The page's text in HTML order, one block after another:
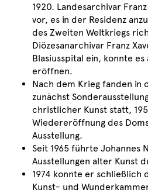
1920. Landesarchivar
vor, es in der Residenz
des Zweiten Weltkriegs
Diözesanarchivar Franz
Blasiusspital ein, konnte
eröffnen.
Nach dem Krieg fanden in
zunächst
christlicher Kunst statt,
Wiedereröffnung des
Ausstellung.
Seit 1965 führte Johannes
Ausstellungen alter Kunst
1974 konnte er schließlich
Kunst- und